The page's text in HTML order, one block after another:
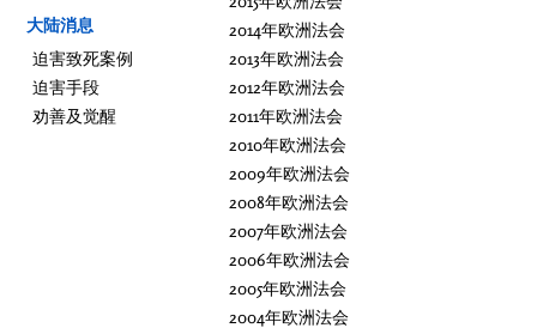
大陆消息
迫害致死案例
迫害手段
劝善及觉醒
2014年欧洲法会
2013年欧洲法会
2012年欧洲法会
2011年欧洲法会
2010年欧洲法会
2009年欧洲法会
2008年欧洲法会
2007年欧洲法会
2006年欧洲法会
2005年欧洲法会
2004年欧洲法会